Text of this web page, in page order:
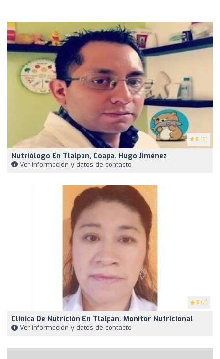
5 (5)
Nutriólogo En Tlalpan, Coapa. Hugo Jiménez
Ver información y datos de contacto
5 (2)
Clínica De Nutrición En Tlalpan. Monitor Nutricional
Ver información y datos de contacto